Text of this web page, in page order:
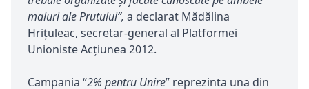
maluri ale Prutului”, a declarat Mădălina
Hrițuleac, secretar-general al Platformei
Unioniste Acțiunea 2012.
Campania “2% pentru Unire” reprezinta una din